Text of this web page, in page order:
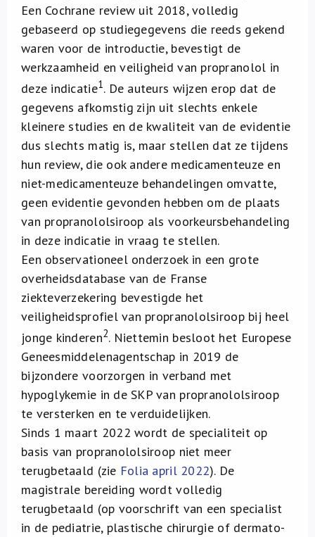
Een Cochrane review uit 2018, volledig
gebaseerd op studiegegevens die reeds gekend
waren voor de introductie, bevestigt de
werkzaamheid en veiligheid van propranolol in
deze indicatie1. De auteurs wijzen erop dat de
gegevens afkomstig zijn uit slechts enkele
kleinere studies en de kwaliteit van de evidentie
dus slechts matig is, maar stellen dat ze tijdens
hun review, die ook andere medicamenteuze en
niet-medicamenteuze behandelingen omvatte,
geen evidentie gevonden hebben om de plaats
van propranololsiroop als voorkeursbehandeling
in deze indicatie in vraag te stellen.
Een observationeel onderzoek in een grote
overheidsdatabase van de Franse
ziekteverzekering bevestigde het
veiligheidsprofiel van propranololsiroop bij heel
jonge kinderen2. Niettemin besloot het Europese
Geneesmiddelenagentschap in 2019 de
bijzondere voorzorgen in verband met
hypoglykemie in de SKP van propranololsiroop
te versterken en te verduidelijken.
Sinds 1 maart 2022 wordt de specialiteit op
basis van propranololsiroop niet meer
terugbetaald (zie Folia april 2022). De
magistrale bereiding wordt volledig
terugbetaald (op voorschrift van een specialist
in de pediatrie, plastische chirurgie of dermato-